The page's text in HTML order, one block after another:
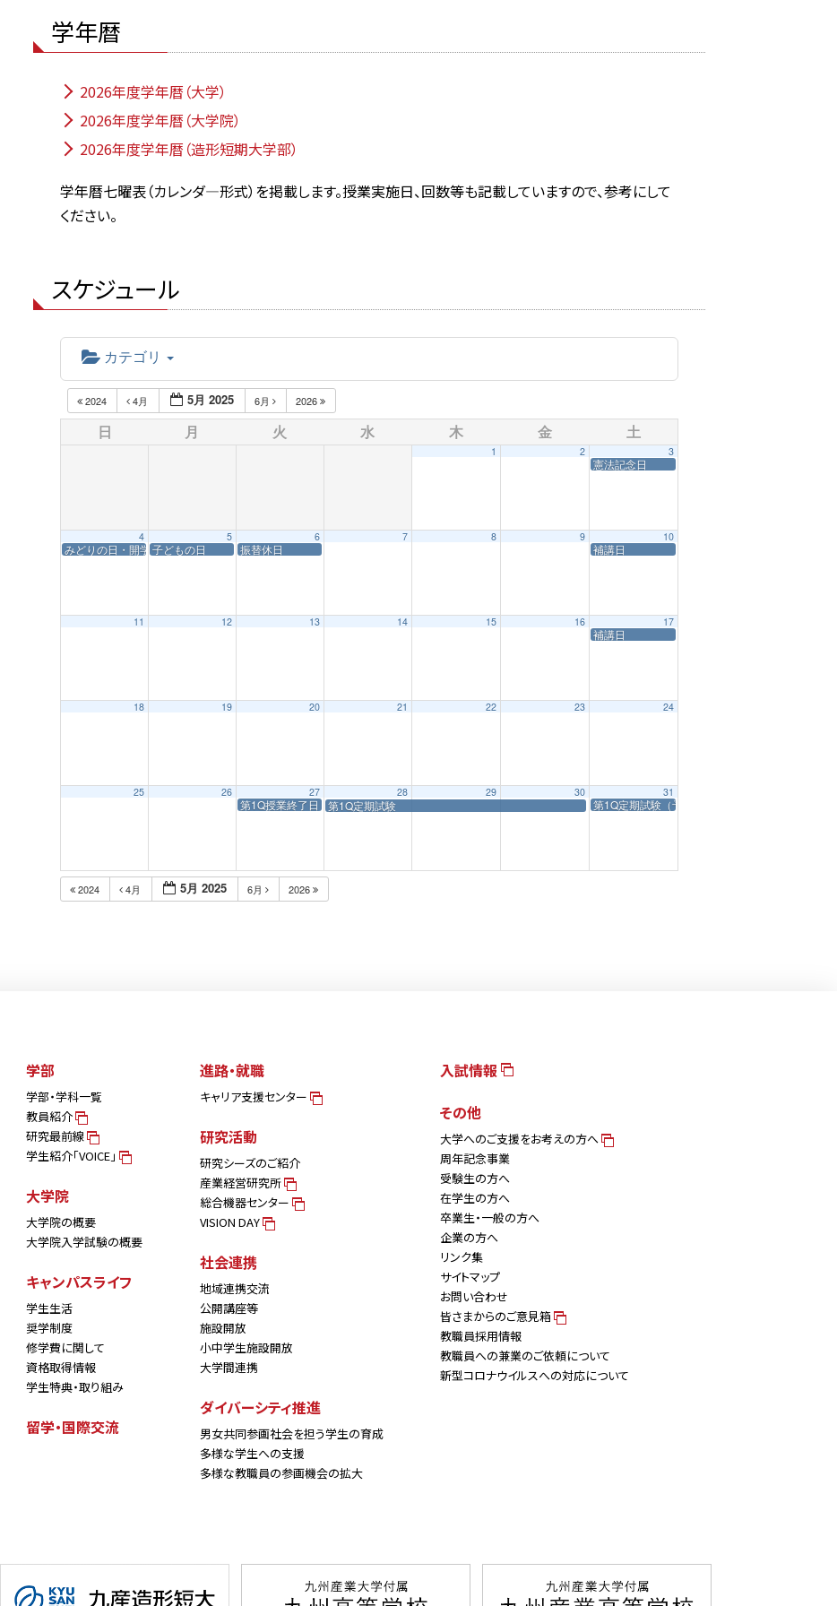
学年暦
2026年度学年暦（大学）
2026年度学年暦（大学院）
2026年度学年暦（造形短期大学部）
学年暦七曜表（カレンダ―形式）を掲載します。授業実施日、回数等も記載していますので、参考にして
ください。
スケジュール
カテゴリ
2024 4月 5月 2025 6月 2026
日 月 火 水 木 金 土
1 2 3
憲法記念日
4
みどりの日・開学記念日
5
子どもの日
6
振替休日
7 8 9 10
補講日
11 12 13 14 15 16 17
補講日
18 19 20 21 22 23 24
25 26 27
第1Q授業終了日
28
第1Q定期試験
29 30 31
第1Q定期試験（予備日）
2024 4月 5月 2025 6月 2026
学部
学部・学科一覧
教員紹介
研究最前線
学生紹介「VOICE」
大学院
大学院の概要
大学院入学試験の概要
キャンパスライフ
学生生活
奨学制度
修学費に関して
資格取得情報
学生特典・取り組み
留学・国際交流
進路・就職
キャリア支援センター
研究活動
研究シーズのご紹介
産業経営研究所
総合機器センター
VISION DAY
社会連携
地域連携交流
公開講座等
施設開放
小中学生施設開放
大学間連携
ダイバーシティ推進
男女共同参画社会を担う学生の育成
多様な学生への支援
多様な教職員の参画機会の拡大
入試情報
その他
大学へのご支援をお考えの方へ
周年記念事業
受験生の方へ
在学生の方へ
卒業生・一般の方へ
企業の方へ
リンク集
サイトマップ
お問い合わせ
皆さまからのご意見箱
教職員採用情報
教職員への兼業のご依頼について
新型コロナウイルスへの対応について